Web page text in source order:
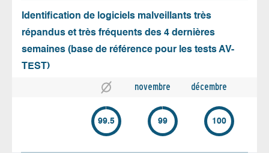
Identification de logiciels malveillants très
répandus et très fréquents des 4 dernières
semaines (base de référence pour les tests AV-
TEST)
novembre décembre
99.5 99 100